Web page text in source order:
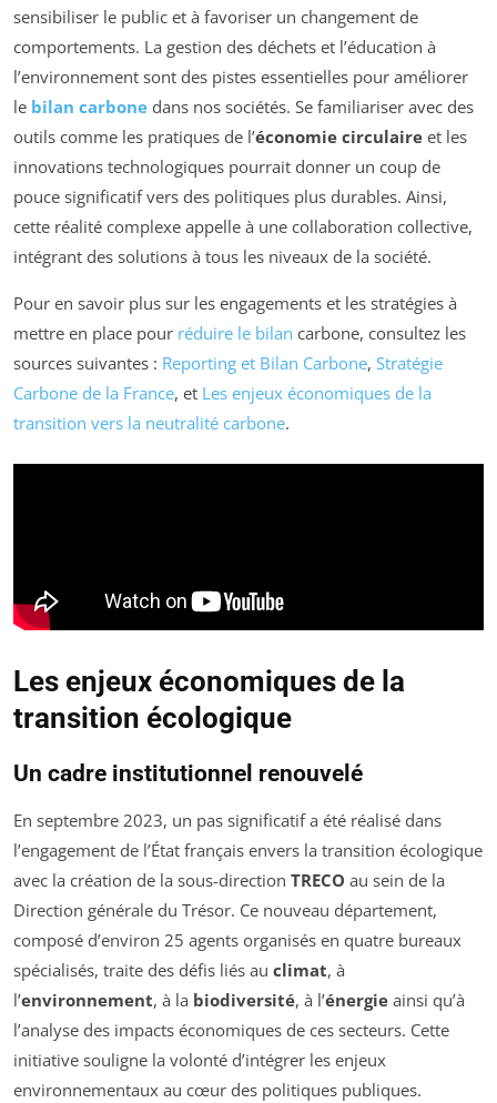
sensibiliser le public et à favoriser un changement de
comportements. La gestion des déchets et l’éducation à
l’environnement sont des pistes essentielles pour améliorer
le bilan carbone dans nos sociétés. Se familiariser avec des
outils comme les pratiques de l’économie circulaire et les
innovations technologiques pourrait donner un coup de
pouce significatif vers des politiques plus durables. Ainsi,
cette réalité complexe appelle à une collaboration collective,
intégrant des solutions à tous les niveaux de la société.
Pour en savoir plus sur les engagements et les stratégies à
mettre en place pour réduire le bilan carbone, consultez les
sources suivantes : Reporting et Bilan Carbone, Stratégie
Carbone de la France, et Les enjeux économiques de la
transition vers la neutralité carbone.
Les enjeux économiques de la
transition écologique
Un cadre institutionnel renouvelé
En septembre 2023, un pas significatif a été réalisé dans
l’engagement de l’État français envers la transition écologique
avec la création de la sous-direction TRECO au sein de la
Direction générale du Trésor. Ce nouveau département,
composé d’environ 25 agents organisés en quatre bureaux
spécialisés, traite des défis liés au climat, à
l’environnement, à la biodiversité, à l’énergie ainsi qu’à
l’analyse des impacts économiques de ces secteurs. Cette
initiative souligne la volonté d’intégrer les enjeux
environnementaux au cœur des politiques publiques.